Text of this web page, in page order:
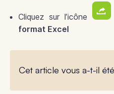
Cliquez sur l’icône
format Excel
Cet article vous a-t-il